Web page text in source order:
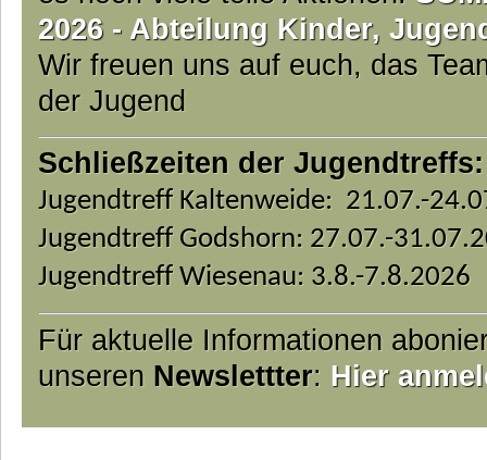
2026 - Abteilung Kinder,
Wir freuen uns auf euch, das
der Jugend
Schließzeiten der Jugendtreffs:
Jugendtreff Kaltenweide: 21.07.-
Jugendtreff Godshorn: 27.07.-
Jugendtreff Wiesenau: 3.8.-7.8.2026
Für aktuelle Informationen
unseren Newslettter: Hier